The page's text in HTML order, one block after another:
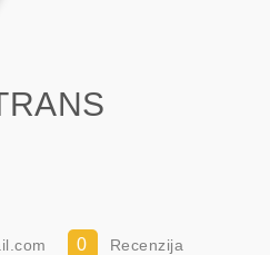
0 Recenzija